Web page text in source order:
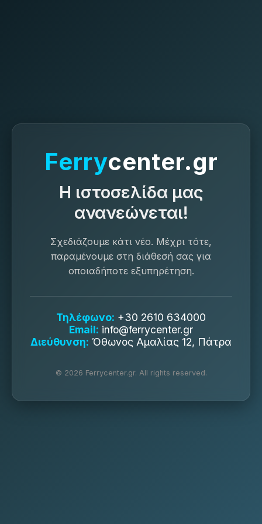
Ferrycenter.gr
Η ιστοσελίδα μας
ανανεώνεται!
Σχεδιάζουμε κάτι νέο. Μέχρι τότε,
παραμένουμε στη διάθεσή σας για
οποιαδήποτε εξυπηρέτηση.
Τηλέφωνο: +30 2610 634000
Email: info@ferrycenter.gr
Διεύθυνση: Όθωνος Αμαλίας 12, Πάτρα
© 2026 Ferrycenter.gr. All rights reserved.